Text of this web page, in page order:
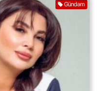
Gündəm